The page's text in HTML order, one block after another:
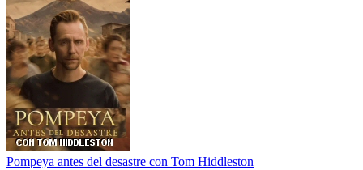
Pompeya antes del desastre con Tom Hiddleston